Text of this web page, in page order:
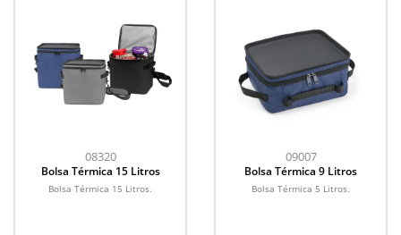
08320
Bolsa Térmica 15 Litros
Bolsa Térmica 15 Litros.
09007
Bolsa Térmica 9 Litros
Bolsa Térmica 5 Litros.